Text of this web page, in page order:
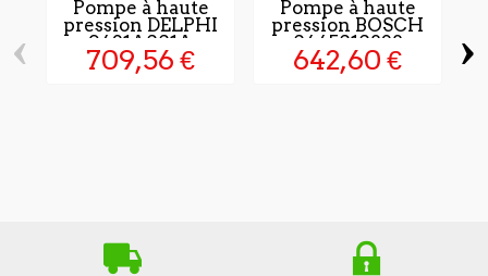
Pompe à haute
pression DELPHI
9421A001A
709,56 €
Pompe à haute
pression BOSCH
0445010828
642,60 €
‹ ›